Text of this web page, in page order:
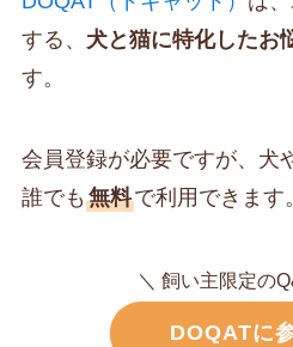
する、 犬と猫に特化したお
す。
会員登録が必要ですが、犬
誰でも 無料で利用できます。
＼ 飼い主限定の
DOQATに